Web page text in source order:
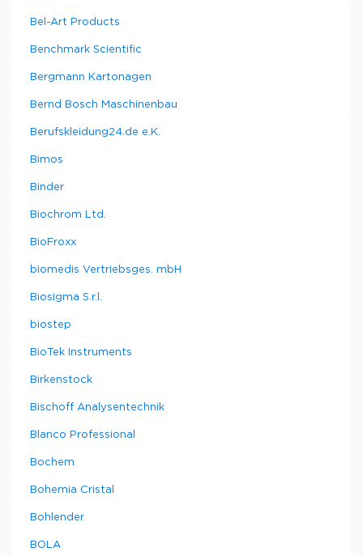
Bel-Art Products
Benchmark Scientific
Bergmann Kartonagen
Bernd Bosch Maschinenbau
Berufskleidung24.de e.K.
Bimos
Binder
Biochrom Ltd.
BioFroxx
biomedis Vertriebsges. mbH
Biosigma S.r.l.
biostep
BioTek Instruments
Birkenstock
Bischoff Analysentechnik
Blanco Professional
Bochem
Bohemia Cristal
Bohlender
BOLA